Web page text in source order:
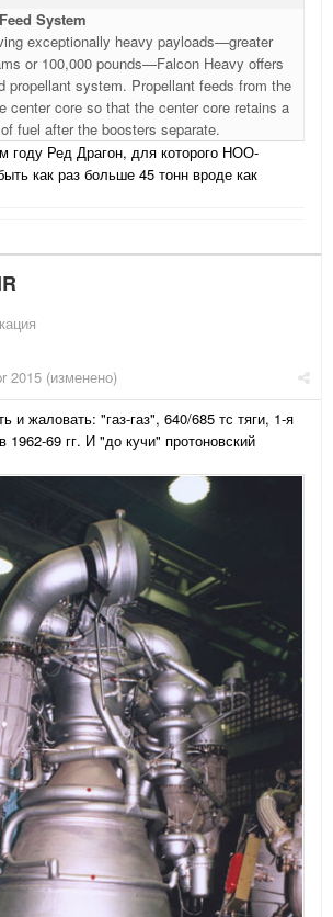
System
exceptionally heavy payloads—greater
or 100,000 pounds—Falcon Heavy offers
propellant system. Propellant feeds from the
center core so that the center core retains a
fuel after the boosters separate.
году Ред Драгон, для которого НОО-
как раз больше 45 тонн вроде как
2015 (изменено)
и жаловать: "газ-газ", 640/685 тс тяги, 1-я
69 гг. И "до кучи" протоновский